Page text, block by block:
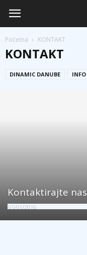
Početna KONTAKT
KONTAKT
DINAMIC DANUBE INFO
Kontaktirajte nas
05/01/2018